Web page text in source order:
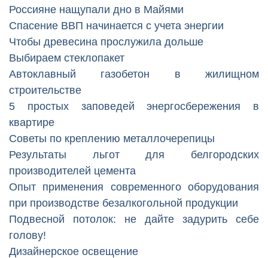
Россияне нащупали дно в Майями
Спасение ВВП начинается с учета энергии
Чтобы древесина прослужила дольше
Выбираем стеклопакет
Автоклавный газобетон в жилищном
строительстве
5 простых заповедей энергосбережения в
квартире
Советы по креплению металлочерепицы
Результаты льгот для белгородских
производителей цемента
Опыт применения современного оборудования
при производстве безалкогольной продукции
Подвесной потолок: не дайте задурить себе
голову!
Дизайнерское освещение